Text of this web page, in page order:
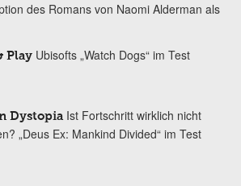
des Romans von Naomi Alderman als
Play Ubisofts „Watch Dogs“ im Test
Dystopia Ist Fortschritt wirklich nicht
„Deus Ex: Mankind Divided“ im Test